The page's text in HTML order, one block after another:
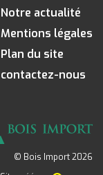
Notre actualité
Mentions légales
Plan du site
contactez-nous
© Bois Import 2026